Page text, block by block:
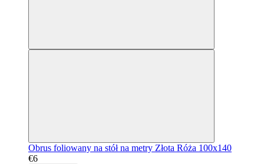
Obrus foliowany na stół na metry Złota Róża 100x140
€6